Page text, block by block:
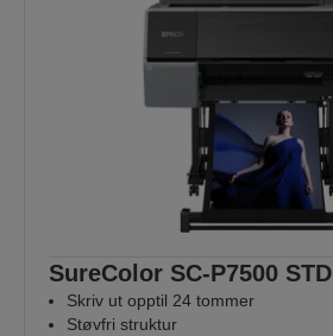
SureColor SC-P7500 STD
Skriv ut opptil 24 tommer
Støvfri struktur